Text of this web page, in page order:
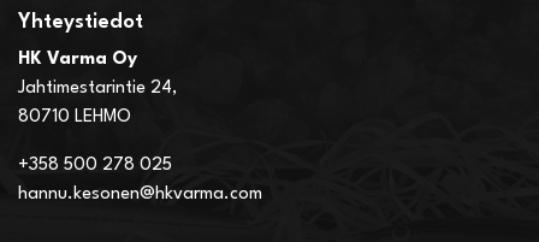
Yhteystiedot
HK Varma Oy
Jahtimestarintie 24,
80710 LEHMO
+358 500 278 025
hannu.kesonen@hkvarma.com